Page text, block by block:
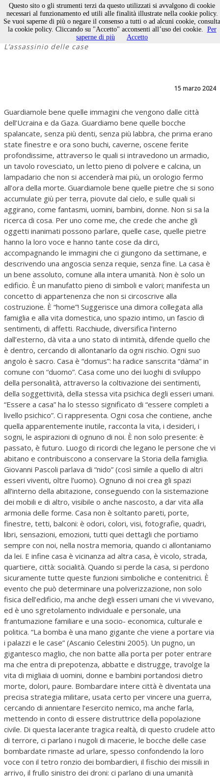
Domicidio
L’assassinio delle case
15 marzo 2024
Guardiamole bene quelle immagini che vengono dalle città
dell’Ucraina e da Gaza. Guardiamo bene quelle bocche
spalancate, senza più denti, senza più labbra, che prima erano
state finestre e ora sono buchi, caverne, oscene ferite
profondissime, attraverso le quali si intravedono un armadio,
un tavolo rovesciato, un letto pieno di polvere e calcina, un
lampadario che non si accenderà mai più, un orologio fermo
all’ora della morte. Guardiamole bene quelle pietre che si sono
accumulate giù per terra, piovute dal cielo, e sulle quali si
aggirano, come fantasmi, uomini, bambini, donne. Non si sa la
ricerca di cosa. Per uno come me, che crede che anche gli
oggetti inanimati possono parlare, quelle case, quelle pietre
hanno la loro voce e hanno tante cose da dirci,
accompagnando le immagini che ci giungono da settimane, e
descrivendo una angoscia senza requie, senza fine. La casa è
un bene assoluto, comune alla intera umanità. Non è solo un
edificio. È un manufatto pieno di simboli e valori; manifesta un
concetto di appartenenza che non si circoscrive alla
costruzione. È “home”! Suggerisce una dimora collegata alla
famiglia e alla vita domestica, uno spazio intimo, un fascio di
sentimenti, di affetti. Racchiude, diversifica l’interno
dall’esterno, dà vita a uno stato di intimità, difende quello che
è dentro, cercando di allontanarlo da ogni rischio. Ogni suo
angolo è sacro. Casa è “domus”: ha radice sanscrita “dàma” in
comune con “duomo”. Casa come uno dei luoghi di sviluppo
della personalità, attraverso la coltivazione dei sentimenti,
della soggettività, della stessa vita psichica degli esseri umani.
“Essere a casa” ha lo stesso significato di “essere completi a
livello psichico”. Ci rappresenta. Ogni cosa che contiene, anche
quella apparentemente inutile, racconta la vita, i desideri, i
sogni, le aspirazioni di ognuno di noi. È non solo presente: è
passato, è futuro. Luogo di ricordi che legano le persone che vi
abitano e contribuiscono a conservare la Storia della famiglia.
Giovanni Pascoli parlava di “nido” (così simile a quello di altri
esseri viventi, oltre l’uomo). Ognuno di noi crea gli spazi
all’interno della abitazione, conseguendo con la sistemazione
dei mobili e di altro, visibile o anche nascosto, a dar vita alla
armonia delle forme. Casa non è soltanto pareti, porte,
finestre, tetti, balconi: è odori, colori, visi, fotografie, quadri,
libri, sensazioni, emozioni, tutti quei dettagli che portiamo
sempre con noi, nella nostra memoria, quando ci allontaniamo
da lei. E infine casa è vicinanza ad altra casa, è vicolo, strada,
quartiere, città: socialità. Quando si perde la casa, si perdono
sicuramente tutte queste funzioni simboliche e contenitrici. È
evento che può determinare una polverizzazione, non solo
fisica dell’edificio, ma anche degli esseri umani che vi vivevano,
ed è uno sgretolamento individuale e personale, una
frantumazione familiare e una socio- economica, culturale e
politica. “La bomba è una mano gigante che viene a portare via
i palazzi e le case” (Ascanio Celestini 2005). Un pugno, un
gigantesco maglio, che non batte alla porta per poter entrare
ma che entra di prepotenza, abbatte e distrugge, travolge la
vita di migliaia di uomini, donne e bambini portandosi dietro
morte, dolori, paure. Bombardare intere città è diventata una
precisa strategia militare, usata certo per vincere una guerra,
cercando di annientare l’esercito nemico, ma anche farla,
mettendo in conto di essere distruttrice della popolazione
civile. Di questa lacerante tragica realtà, di questo crudele atto
di terrore, ci parlano i nugoli di macerie, le bocche delle case
bombardate rimaste ad urlare, spesso confondendo la loro
voce con il tetro ronzio dei bombardieri, il fischio dei missili in
arrivo, il frullo sinistro dei droni: ci parlano di una umanità
Questo sito o gli strumenti terzi da questo utilizzati si avvalgono di cookie
necessari al funzionamento ed utili alle finalità illustrate nella cookie policy.
Se vuoi saperne di più o negare il consenso a tutti o ad alcuni cookie, consulta
la cookie policy. Cliccando su "Accetto" acconsenti all’uso dei cookie. Per
saperne di più
Accetto